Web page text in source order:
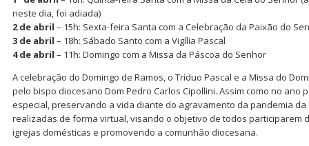
neste dia, foi adiada)
2 de abril – 15h: Sexta-feira Santa com a Celebração da Paixão do
3 de abril – 18h: Sábado Santo com a Vigília Pascal
4 de abril – 11h: Domingo com a Missa da Páscoa do Senhor
A celebração do Domingo de Ramos, o Tríduo Pascal e a Missa do
pelo bispo diocesano Dom Pedro Carlos Cipollini. Assim como no ano
especial, preservando a vida diante do agravamento da pandemia da
realizadas de forma virtual, visando o objetivo de todos participarem
igrejas domésticas e promovendo a comunhão diocesana.